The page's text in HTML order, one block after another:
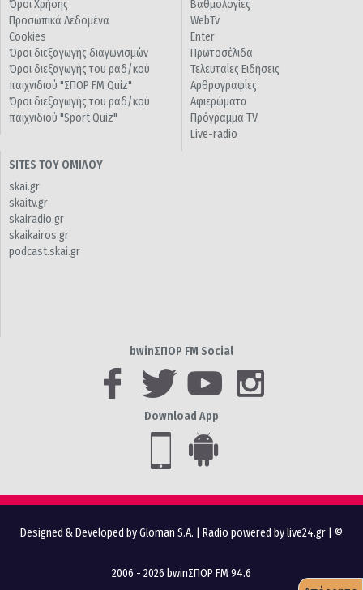
Όροι Χρήσης
Προσωπικά Δεδομένα
Cookies
Όροι διεξαγωγής διαγωνισμών
Όροι διεξαγωγής του ραδ/κού
παιχνιδιού "ΣΠΟΡ FM Quiz"
Όροι διεξαγωγής του ραδ/κού
παιχνιδιού "Sport Quiz"
Βαθμολογίες
WebTv
Enter
Πρωτοσέλιδα
Τελευταίες Ειδήσεις
Αρθρογραφίες
Αφιερώματα
Πρόγραμμα TV
Live-radio
SITES ΤΟΥ ΟΜΙΛΟΥ
skai.gr
skaitv.gr
skairadio.gr
skaikairos.gr
podcast.skai.gr
bwinΣΠΟΡ FM Social
Download App
Designed & Developed by Gloman S.A. Radio powered by live24.gr | ©
2006 - 2026 bwinΣΠΟΡ FM 94.6